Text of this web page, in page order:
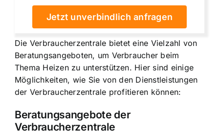
Jetzt unverbindlich anfragen
Die Verbraucherzentrale bietet eine Vielzahl von
Beratungsangeboten, um Verbraucher beim
Thema Heizen zu unterstützen. Hier sind einige
Möglichkeiten, wie Sie von den Dienstleistungen
der Verbraucherzentrale profitieren können:
Beratungsangebote der
Verbraucherzentrale